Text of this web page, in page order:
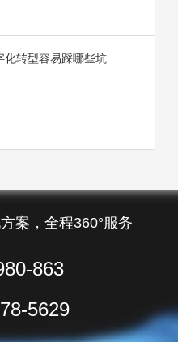
化转型容易踩哪些坑
案，全程360°服务
863
5629